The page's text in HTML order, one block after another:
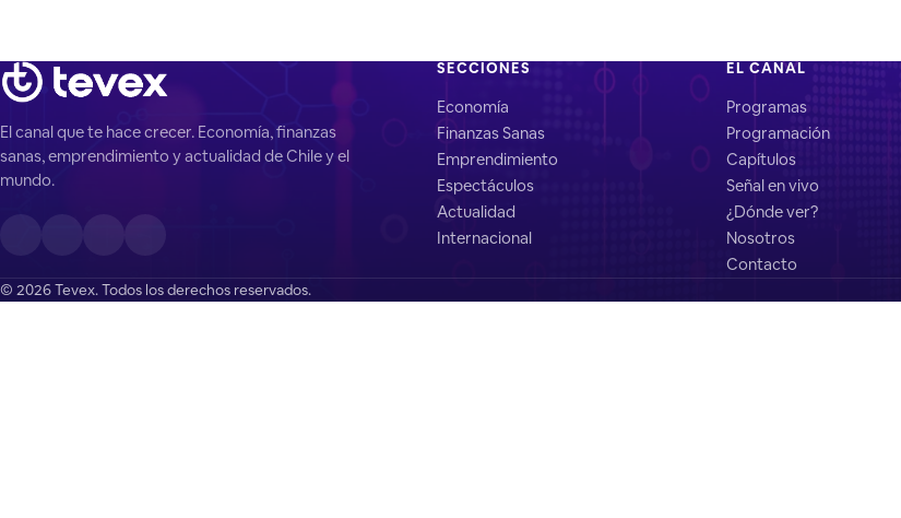
El canal que te hace crecer. Economía, finanzas
sanas, emprendimiento y actualidad de Chile y el
mundo.
SECCIONES
Economía
Finanzas Sanas
Emprendimiento
Espectáculos
Actualidad
Internacional
EL CANAL
Programas
Programación
Capítulos
Señal en vivo
¿Dónde ver?
Nosotros
Contacto
© 2026 Tevex. Todos los derechos reservados.